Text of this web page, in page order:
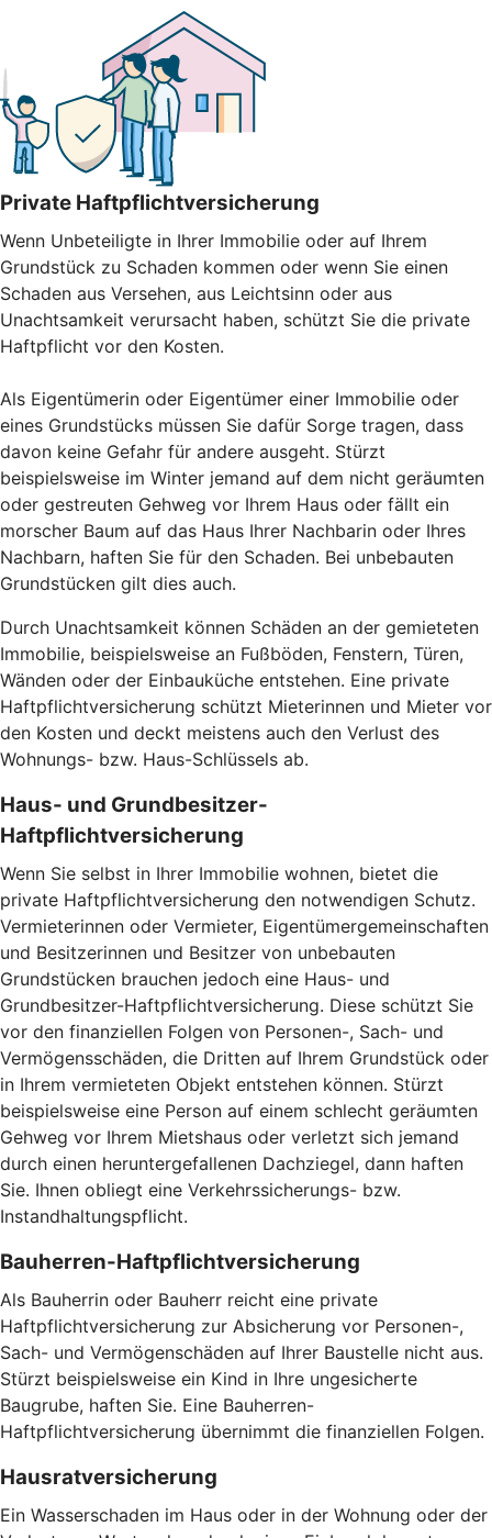
Private Haftpflichtversicherung
Wenn Unbeteiligte in Ihrer Immobilie oder auf Ihrem
Grundstück zu Schaden kommen oder wenn Sie einen
Schaden aus Versehen, aus Leichtsinn oder aus
Unachtsamkeit verursacht haben, schützt Sie die private
Haftpflicht vor den Kosten.
Als Eigentümerin oder Eigentümer einer Immobilie oder
eines Grundstücks müssen Sie dafür Sorge tragen, dass
davon keine Gefahr für andere ausgeht. Stürzt
beispielsweise im Winter jemand auf dem nicht geräumten
oder gestreuten Gehweg vor Ihrem Haus oder fällt ein
morscher Baum auf das Haus Ihrer Nachbarin oder Ihres
Nachbarn, haften Sie für den Schaden. Bei unbebauten
Grundstücken gilt dies auch.
Durch Unachtsamkeit können Schäden an der gemieteten
Immobilie, beispielsweise an Fußböden, Fenstern, Türen,
Wänden oder der Einbauküche entstehen. Eine private
Haftpflichtversicherung schützt Mieterinnen und Mieter vor
den Kosten und deckt meistens auch den Verlust des
Wohnungs- bzw. Haus-Schlüssels ab.
Haus- und Grundbesitzer-
Haftpflichtversicherung
Wenn Sie selbst in Ihrer Immobilie wohnen, bietet die
private Haftpflichtversicherung den notwendigen Schutz.
Vermieterinnen oder Vermieter, Eigentümergemeinschaften
und Besitzerinnen und Besitzer von unbebauten
Grundstücken brauchen jedoch eine Haus- und
Grundbesitzer-Haftpflichtversicherung. Diese schützt Sie
vor den finanziellen Folgen von Personen-, Sach- und
Vermögensschäden, die Dritten auf Ihrem Grundstück oder
in Ihrem vermieteten Objekt entstehen können. Stürzt
beispielsweise eine Person auf einem schlecht geräumten
Gehweg vor Ihrem Mietshaus oder verletzt sich jemand
durch einen heruntergefallenen Dachziegel, dann haften
Sie. Ihnen obliegt eine Verkehrssicherungs- bzw.
Instandhaltungspflicht.
Bauherren-Haftpflichtversicherung
Als Bauherrin oder Bauherr reicht eine private
Haftpflichtversicherung zur Absicherung vor Personen-,
Sach- und Vermögenschäden auf Ihrer Baustelle nicht aus.
Stürzt beispielsweise ein Kind in Ihre ungesicherte
Baugrube, haften Sie. Eine Bauherren-
Haftpflichtversicherung übernimmt die finanziellen Folgen.
Hausratversicherung
Ein Wasserschaden im Haus oder in der Wohnung oder der